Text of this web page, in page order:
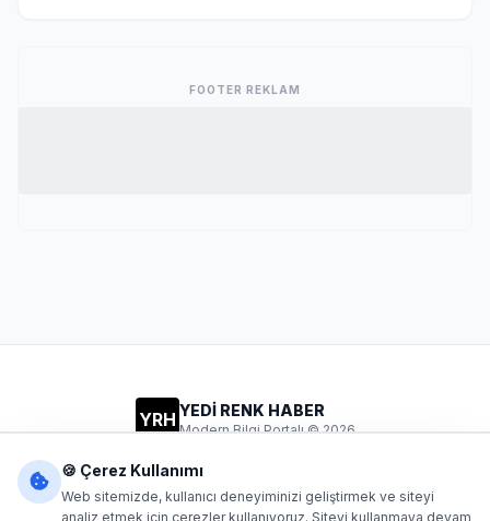
FOOTER REKLAM
YRH YEDİ RENK HABER
Modern Bilgi Portalı © 2026
🍪 Çerez Kullanımı
Web sitemizde, kullanıcı deneyiminizi geliştirmek ve siteyi
analiz etmek için çerezler kullanıyoruz. Siteyi kullanmaya devam